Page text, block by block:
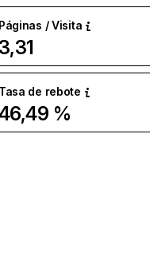
Páginas / Visita
3,31
Tasa de rebote
%